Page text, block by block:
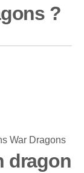
?
dragon